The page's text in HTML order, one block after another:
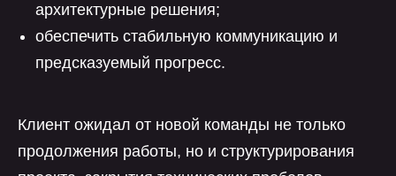
архитектурные решения;
обеспечить стабильную коммуникацию и
предсказуемый прогресс.
Клиент ожидал от новой команды не только
продолжения работы, но и структурирования